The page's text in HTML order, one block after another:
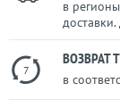
в
7
ВОЗВРАТ
в